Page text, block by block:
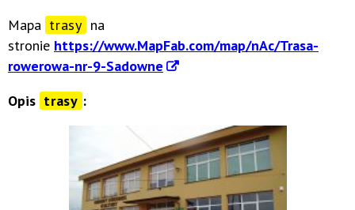
Mapa trasy na
stronie https://www.MapFab.com/map/nAc/Trasa-
rowerowa-nr-9-Sadowne
Opis trasy :